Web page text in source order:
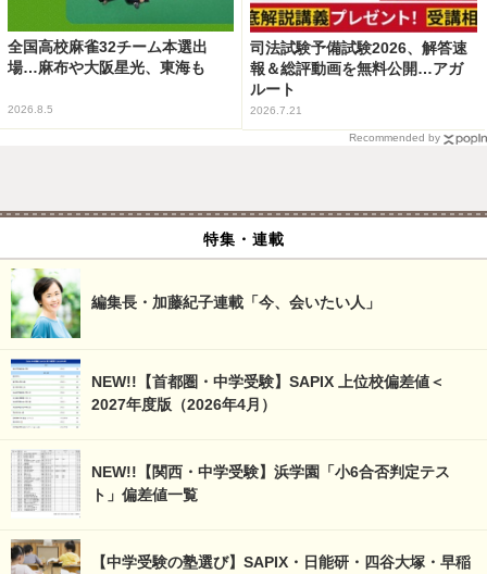
全国高校麻雀32チーム本選出
場…麻布や大阪星光、東海も
2026.8.5
司法試験予備試験2026、解答速
報＆総評動画を無料公開…アガ
ルート
2026.7.21
Recommended by
特集・連載
編集長・加藤紀子連載「今、会いたい人」
NEW!!【首都圏・中学受験】SAPIX 上位校偏差値＜
2027年度版（2026年4月）
NEW!!【関西・中学受験】浜学園「小6合否判定テス
ト」偏差値一覧
【中学受験の塾選び】SAPIX・日能研・四谷大塚・早稲